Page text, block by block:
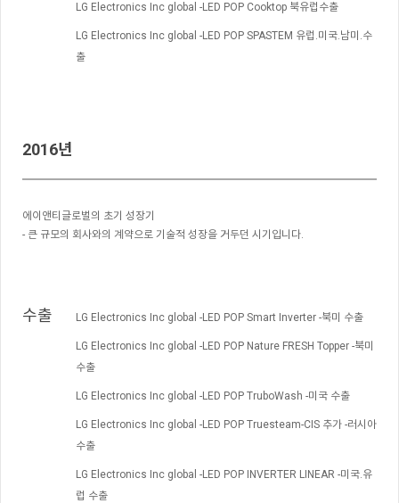
LG Electronics Inc global -LED POP Cooktop 북유럽수출
LG Electronics Inc global -LED POP SPASTEM 유럽.미국.남미.수
출
2016년
에이앤티글로벌의 초기 성장기
- 큰 규모의 회사와의 계약으로 기술적 성장을 거두던 시기입니다.
수출 LG Electronics Inc global -LED POP Smart Inverter -북미 수출
LG Electronics Inc global -LED POP Nature FRESH Topper -북미
수출
LG Electronics Inc global -LED POP TruboWash -미국 수출
LG Electronics Inc global -LED POP Truesteam-CIS 추가 -러시아
수출
LG Electronics Inc global -LED POP INVERTER LINEAR -미국.유
럽 수출